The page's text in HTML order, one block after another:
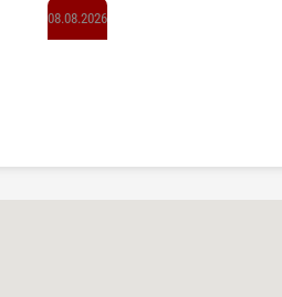
08.08.2026